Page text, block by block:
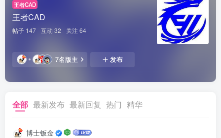
王者CAD
王者CAD
帖子 147 互动 32 关注 64
7名版主 发布
全部 最新发布 最新回复 热门 精华
博士钣金